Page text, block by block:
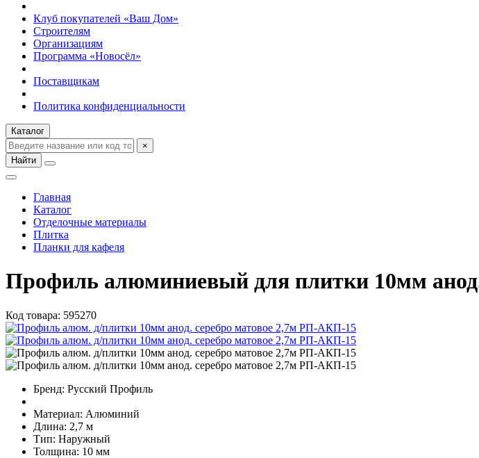
Клуб покупателей «Ваш Дом»
Строителям
Организациям
Программа «Новосёл»
Поставщикам
Политика конфиденциальности
Каталог
×
Найти
Главная
Каталог
Отделочные материалы
Плитка
Планки для кафеля
Профиль алюминиевый для плитки 10мм
Код товара: 595270
Бренд: Русский Профиль
Материал: Алюминий
Длина: 2,7 м
Тип: Наружный
Толщина: 10 мм